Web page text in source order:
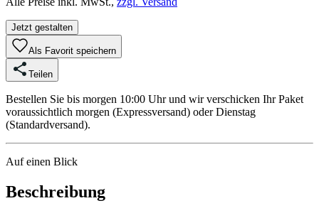
Jetzt gestalten
Als Favorit speichern
Teilen
Bestellen Sie bis morgen 10:00 Uhr und wir verschicken Ihr Paket
voraussichtlich morgen (Expressversand) oder Dienstag
(Standardversand).
Auf einen Blick
Beschreibung